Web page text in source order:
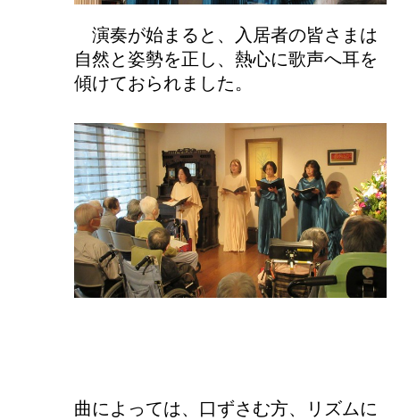
演奏が始まると、入居者の皆さまは
自然と姿勢を正し、熱心に歌声へ耳を
傾けておられました。
曲によっては、口ずさむ方、リズムに